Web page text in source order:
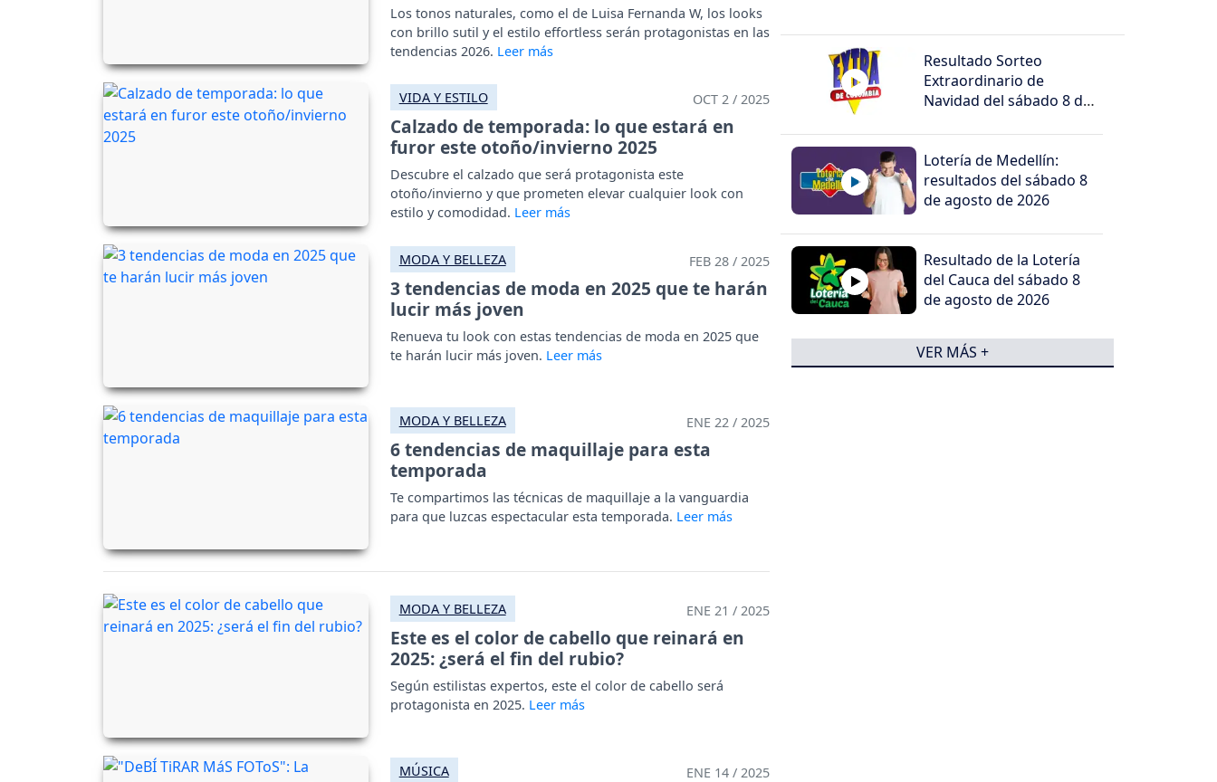
Los tonos naturales, como el de Luisa Fernanda W, los looks
con brillo sutil y el estilo effortless serán protagonistas en las
tendencias 2026.
VIDA Y ESTILO OCT 2 / 2025
Calzado de temporada: lo que estará en
furor este otoño/invierno 2025
Descubre el calzado que será protagonista este
otoño/invierno y que prometen elevar cualquier look con
estilo y comodidad.
MODA Y BELLEZA FEB 28 / 2025
3 tendencias de moda en 2025 que te harán
lucir más joven
Renueva tu look con estas tendencias de moda en 2025 que
te harán lucir más joven.
MODA Y BELLEZA ENE 22 / 2025
6 tendencias de maquillaje para esta
temporada
Te compartimos las técnicas de maquillaje a la vanguardia
para que luzcas espectacular esta temporada.
MODA Y BELLEZA ENE 21 / 2025
Este es el color de cabello que reinará en
2025: ¿será el fin del rubio?
Según estilistas expertos, este el color de cabello será
protagonista en 2025.
MÚSICA ENE 14 / 2025
Resultado Sorteo
Extraordinario de
Navidad del sábado 8 de
Lotería de Medellín:
resultados del sábado 8
de agosto de 2026
Resultado de la Lotería
del Cauca del sábado 8
de agosto de 2026
VER MÁS +